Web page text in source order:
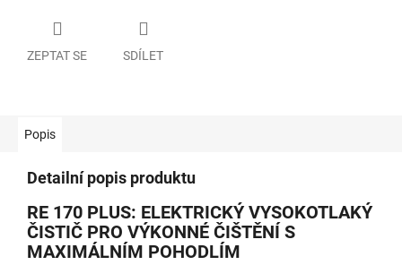
ZEPTAT SE SDÍLET
Popis
Detailní popis produktu
RE 170 PLUS: ELEKTRICKÝ VYSOKOTLAKÝ
ČISTIČ PRO VÝKONNÉ ČIŠTĚNÍ S
MAXIMÁLNÍM POHODLÍM